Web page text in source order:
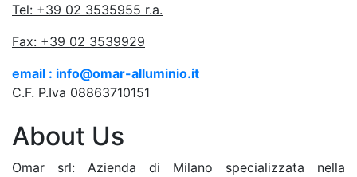
Tel: +39 02 3535955 r.a.
Fax: +39 02 3539929
email : info@omar-alluminio.it
C.F. P.Iva 08863710151
About Us
Omar srl: Azienda di Milano specializzata nella